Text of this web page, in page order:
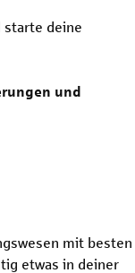
starte deine
und
mit besten
etwas in deiner